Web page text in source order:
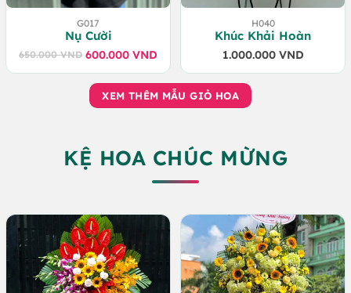
G017
Nụ Cười
650.000VND Giá
gốc
là:
650.000 VND.
600.000 VND
Giá
hiện
tại
600.000 VND.
H040
Khúc Khải Hoàn
1.000.000 VND
XEM THÊM MẪU GIỎ HOA
KỆ HOA CHÚC MỪNG